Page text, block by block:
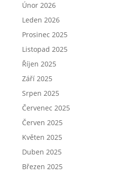
Únor 2026
Leden 2026
Prosinec 2025
Listopad 2025
Říjen 2025
Září 2025
Srpen 2025
Červenec 2025
Červen 2025
Květen 2025
Duben 2025
Březen 2025